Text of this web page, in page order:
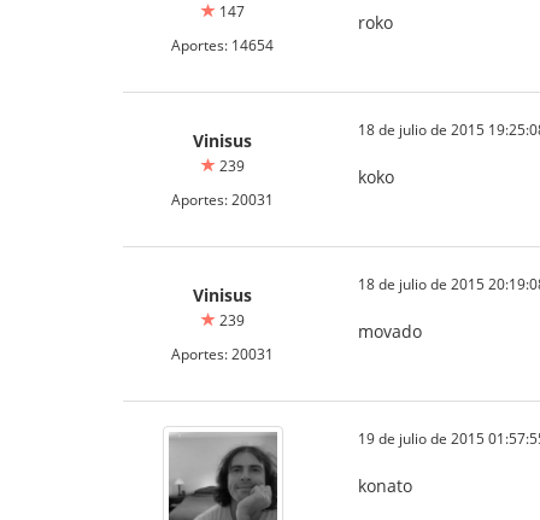
147
Aportes: 14654
roko
Vinisus
239
Aportes: 20031
18 de julio de 2015
koko
Vinisus
239
Aportes: 20031
18 de julio de 2015
movado
19 de julio de 2015
konato